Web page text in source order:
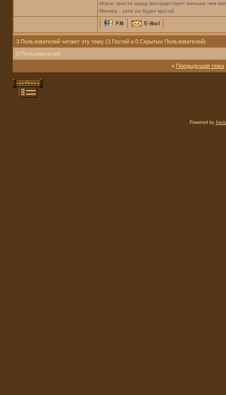
Игрок: просто шард просуществует меньше чем
Маппер : зато он будет крутой
3 Пользователей читают эту тему (3 Гостей и 0 Скрытых Пользователей)
0 Пользователей:
« Предыдущая тема
Powered by